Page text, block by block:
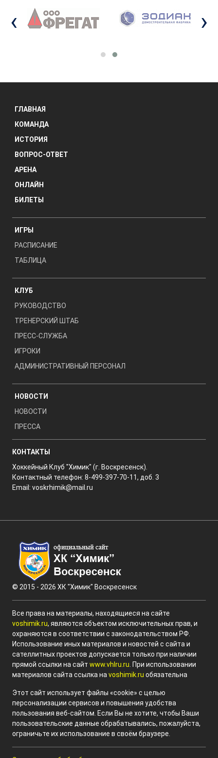
‹ ›
ГЛАВНАЯ
КОМАНДА
ИСТОРИЯ
ВОПРОС-ОТВЕТ
АРЕНА
ОНЛАЙН
БИЛЕТЫ
ИГРЫ
РАСПИСАНИЕ
ТАБЛИЦА
КЛУБ
РУКОВОДСТВО
ТРЕНЕРСКИЙ ШТАБ
ПРЕСС-СЛУЖБА
ИГРОКИ
АДМИНИСТРАТИВНЫЙ ПЕРСОНАЛ
НОВОСТИ
НОВОСТИ
ПРЕССА
КОНТАКТЫ
Хоккейный Клуб "Химик" (г. Воскресенск).
Контактный телефон: 8-499-397-70-11, доб. 3
Email: voskrhimik@mail.ru
© 2015 - 2026 ХК "Химик" Воскресенск
Все права на материалы, находящиеся на сайте
voshimik.ru, являются объектом исключительных прав, и
охраняются в соответствии с законодательством РФ.
Использование иных материалов и новостей с сайта и
сателлитных проектов допускается только при наличии
прямой ссылки на сайт www.vhlru.ru. При использовании
материалов сайта ссылка наvoshimik.ru обязательна
Этот сайт использует файлы «cookie» с целью
персонализации сервисов и повышения удобства
пользования веб-сайтом. Если Вы не хотите, чтобы Ваши
пользовательские данные обрабатывались, пожалуйста,
ограничьте их использование в своём браузере.